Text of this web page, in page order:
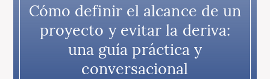
Cómo definir el alcance de un
proyecto y evitar la deriva:
una guía práctica y
conversacional